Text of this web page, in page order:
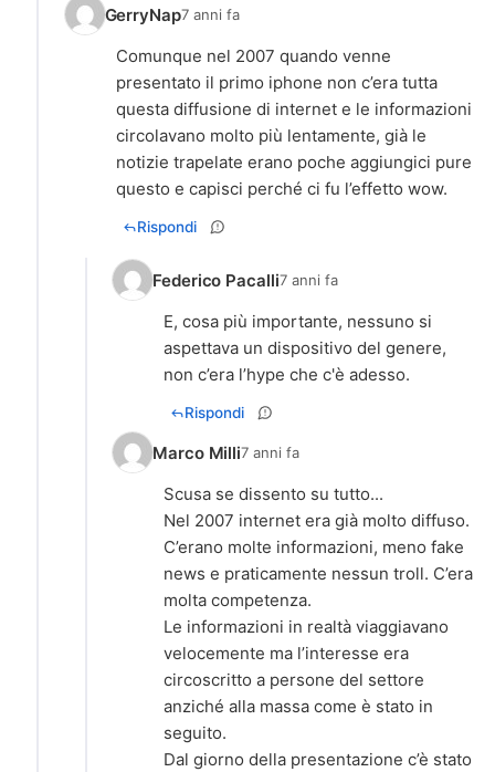
GerryNap7 anni fa
Comunque nel 2007 quando venne
presentato il primo iphone non c’era tutta
questa diffusione di internet e le informazioni
circolavano molto più lentamente, già le
notizie trapelate erano poche aggiungici pure
questo e capisci perché ci fu l’effetto wow.
Rispondi
Federico Pacalli7 anni fa
E, cosa più importante, nessuno si
aspettava un dispositivo del genere,
non c’era l’hype che c'è adesso.
Rispondi
Marco Milli7 anni fa
Scusa se dissento su tutto...
Nel 2007 internet era già molto diffuso.
C’erano molte informazioni, meno fake
news e praticamente nessun troll. C’era
molta competenza.
Le informazioni in realtà viaggiavano
velocemente ma l’interesse era
circoscritto a persone del settore
anziché alla massa come è stato in
seguito.
Dal giorno della presentazione c’è stato